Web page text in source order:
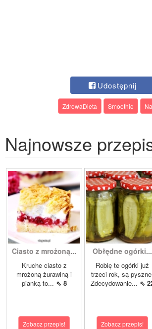
Udostępnij
ZdrowaDieta Smoothie
Najnowsze
Ciasto z mrożoną...
Kruche ciasto z
mrożoną żurawiną i
pianką to... ⇖ 8
Zobacz przepis!
Obłędne ogórki...
Robię te ogórki już
trzeci rok, są
Zdecydowanie... ⇖
Zobacz przepis!